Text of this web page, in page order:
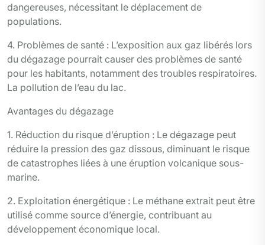
dangereuses, nécessitant le déplacement de
populations.
4. Problèmes de santé : L’exposition aux gaz libérés lors
du dégazage pourrait causer des problèmes de santé
pour les habitants, notamment des troubles respiratoires.
La pollution de l’eau du lac.
Avantages du dégazage
1. Réduction du risque d’éruption : Le dégazage peut
réduire la pression des gaz dissous, diminuant le risque
de catastrophes liées à une éruption volcanique sous-
marine.
2. Exploitation énergétique : Le méthane extrait peut être
utilisé comme source d’énergie, contribuant au
développement économique local.